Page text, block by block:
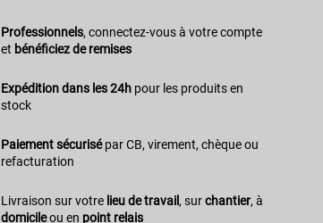
Professionnels, connectez-vous à votre compte
et bénéficiez de remises
Expédition dans les 24h pour les produits en
stock
Paiement sécurisépar CB, virement, chèque ou
refacturation
Livraison sur votre lieu de travail , surchantier, à
domicileou en point relais